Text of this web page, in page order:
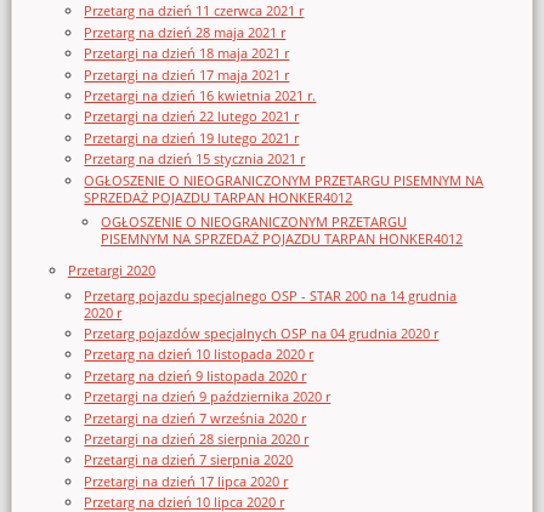
Przetarg na dzień 11 czerwca 2021 r
Przetarg na dzień 28 maja 2021 r
Przetargi na dzień 18 maja 2021 r
Przetargi na dzień 17 maja 2021 r
Przetargi na dzień 16 kwietnia 2021 r.
Przetargi na dzień 22 lutego 2021 r
Przetargi na dzień 19 lutego 2021 r
Przetarg na dzień 15 stycznia 2021 r
OGŁOSZENIE O NIEOGRANICZONYM PRZETARGU PISEMNYM NA
SPRZEDAŻ POJAZDU TARPAN HONKER4012
OGŁOSZENIE O NIEOGRANICZONYM PRZETARGU
PISEMNYM NA SPRZEDAŻ POJAZDU TARPAN HONKER4012
Przetargi 2020
Przetarg pojazdu specjalnego OSP - STAR 200 na 14 grudnia
2020 r
Przetarg pojazdów specjalnych OSP na 04 grudnia 2020 r
Przetarg na dzień 10 listopada 2020 r
Przetarg na dzień 9 listopada 2020 r
Przetargi na dzień 9 października 2020 r
Przetargi na dzień 7 września 2020 r
Przetargi na dzień 28 sierpnia 2020 r
Przetargi na dzień 7 sierpnia 2020
Przetargi na dzień 17 lipca 2020 r
Przetarg na dzień 10 lipca 2020 r